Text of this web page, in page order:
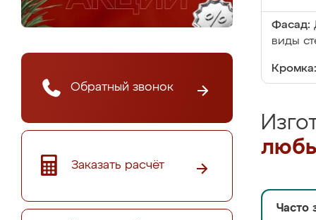
Обратный звонок
Заказать расчёт
Фасад:
виды
Кромка:
Часто